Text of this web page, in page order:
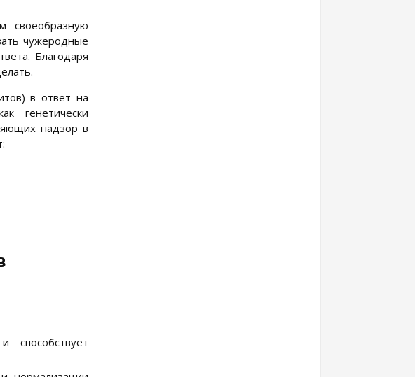
своеобразную
чужеродные
Благодаря
в ответ на
генетически
надзор в
способствует